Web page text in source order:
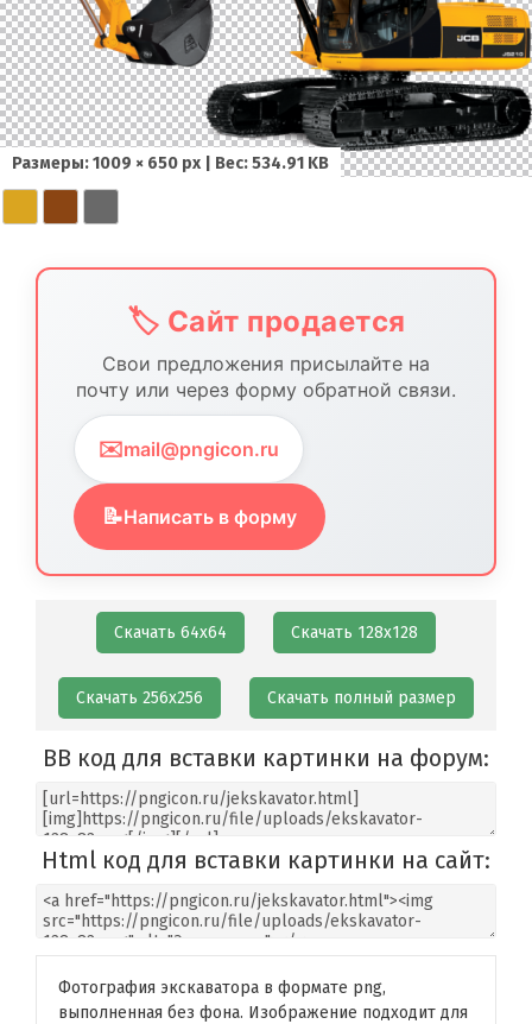
Размеры: 1009 × 650 px | Вес: 534.91 KB
🏷️ Сайт продается
Свои предложения присылайте на
почту или через форму обратной связи.
✉️mail@pngicon.ru
📝Написать в форму
Скачать 64х64 Скачать 128х128
Скачать 256х256 Скачать полный размер
BB код для вставки картинки на форум:
Html код для вставки картинки на сайт:
Фотография экскаватора в формате png,
выполненная без фона. Изображение подходит для